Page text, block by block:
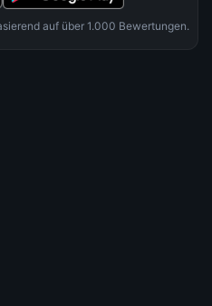
auf über 1.000 Bewertungen.